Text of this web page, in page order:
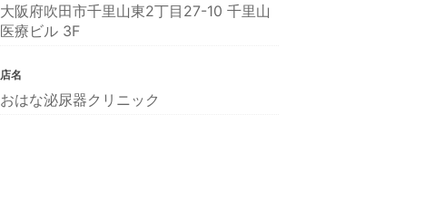
大阪府吹田市千里山東2丁目27-10 千里山
医療ビル 3F
店名
おはな泌尿器クリニック